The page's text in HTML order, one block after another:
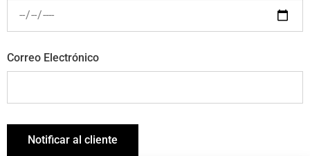
Correo Electrónico
Notificar al cliente